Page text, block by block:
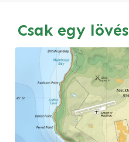
Csak egy lövés